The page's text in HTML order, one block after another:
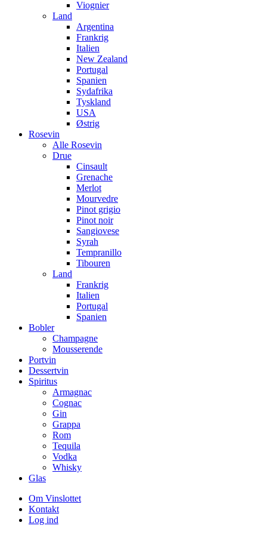
Viognier
Land
Argentina
Frankrig
Italien
New Zealand
Portugal
Spanien
Sydafrika
Tyskland
USA
Østrig
Rosevin
Alle Rosevin
Drue
Cinsault
Grenache
Merlot
Mourvedre
Pinot grigio
Pinot noir
Sangiovese
Syrah
Tempranillo
Tibouren
Land
Frankrig
Italien
Portugal
Spanien
Bobler
Champagne
Mousserende
Portvin
Dessertvin
Spiritus
Armagnac
Cognac
Gin
Grappa
Rom
Tequila
Vodka
Whisky
Glas
Om Vinslottet
Kontakt
Log ind